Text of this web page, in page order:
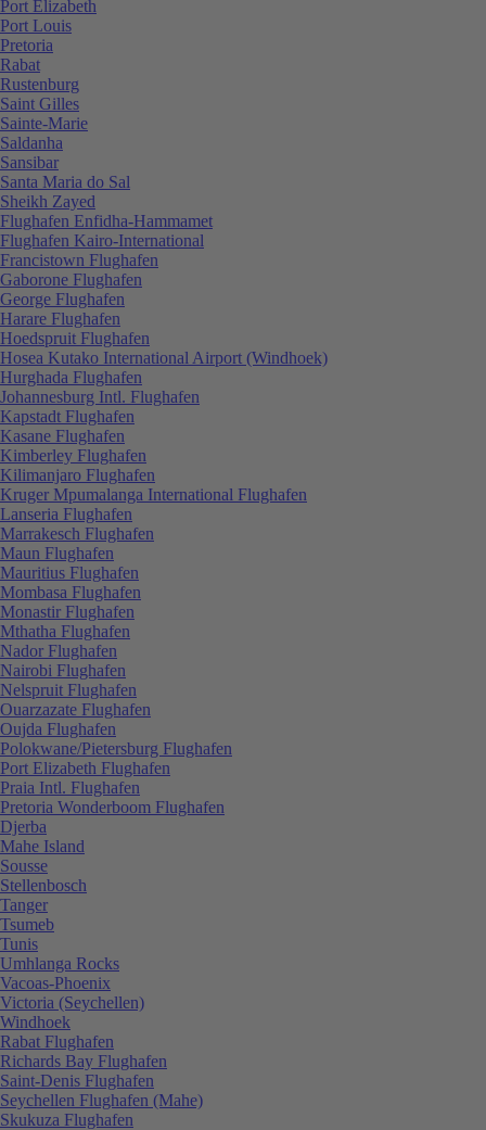
Port Elizabeth
Port Louis
Pretoria
Rabat
Rustenburg
Saint Gilles
Sainte-Marie
Saldanha
Sansibar
Santa Maria do Sal
Sheikh Zayed
Flughafen Enfidha-Hammamet
Flughafen Kairo-International
Francistown Flughafen
Gaborone Flughafen
George Flughafen
Harare Flughafen
Hoedspruit Flughafen
Hosea Kutako International Airport (Windhoek)
Hurghada Flughafen
Johannesburg Intl. Flughafen
Kapstadt Flughafen
Kasane Flughafen
Kimberley Flughafen
Kilimanjaro Flughafen
Kruger Mpumalanga International Flughafen
Lanseria Flughafen
Marrakesch Flughafen
Maun Flughafen
Mauritius Flughafen
Mombasa Flughafen
Monastir Flughafen
Mthatha Flughafen
Nador Flughafen
Nairobi Flughafen
Nelspruit Flughafen
Ouarzazate Flughafen
Oujda Flughafen
Polokwane/Pietersburg Flughafen
Port Elizabeth Flughafen
Praia Intl. Flughafen
Pretoria Wonderboom Flughafen
Djerba
Mahe Island
Sousse
Stellenbosch
Tanger
Tsumeb
Tunis
Umhlanga Rocks
Vacoas-Phoenix
Victoria (Seychellen)
Windhoek
Rabat Flughafen
Richards Bay Flughafen
Saint-Denis Flughafen
Seychellen Flughafen (Mahe)
Skukuza Flughafen